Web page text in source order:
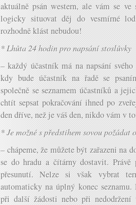
aktuálně psán western, ale vám se
logicky situovat děj do vesmírné
rozhodně klást nebudou!
* Lhůta 24 hodin pro napsání stoslůvky
– každý účastník má na napsání
kdy bude účastník na řadě se
společně se seznamem účastníků a
chtít sepsat pokračování ihned po
den dříve, než je váš den, nikdo vám v
* Je možné s předstihem sovou
– chápeme, že můžete být zařazeni na
se do hradu a čítárny dostavit.
přesunutí. Nelze si však vybrat
automaticky na úplný konec seznamu.
při další žádosti nebo při nedodržení